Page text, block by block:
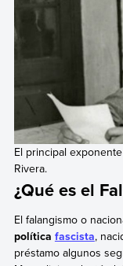
El principal
Rivera.
¿Qué es el
El falangismo o
política fascista,
préstamo algunos